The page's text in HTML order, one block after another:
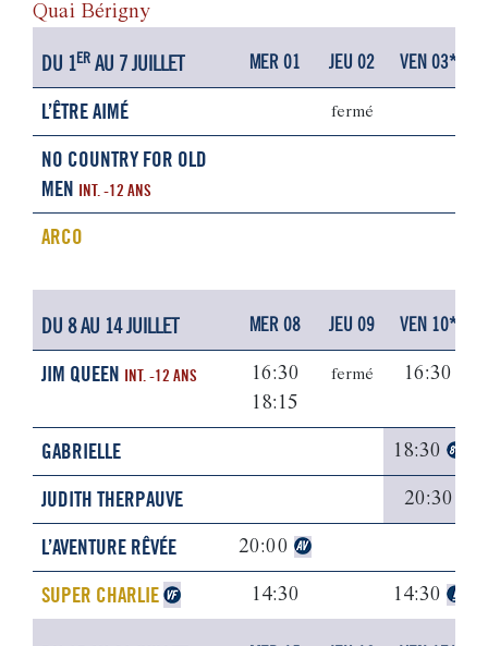
Quai Bérigny
DU 1ER AU 7 JUILLET MER 01 JEU 02 VEN 03*
L’ÊTRE AIMÉ fermé
NO COUNTRY FOR OLD
MEN INT. -12 ANS
ARCO
DU 8 AU 14 JUILLET MER 08 JEU 09 VEN 10*
JIM QUEEN INT. -12 ANS
16:30
18:15
fermé 16:30
GABRIELLE 18:30
JUDITH THERPAUVE 20:30
L’AVENTURE RÊVÉE 20:00
SUPER CHARLIE 14:30 14:30